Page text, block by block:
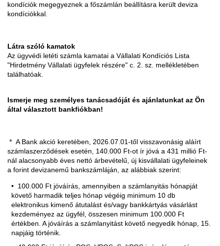
kondíciók megegyeznek a főszámlán beállításra került deviza
kondíciókkal.
Látra szóló kamatok
Az ügyvédi letéti számla kamatai a Vállalati Kondíciós Lista
"Hirdetmény Vállalati ügyfelek részére" c. 2. sz. mellékletében
találhatóak.
Ismerje meg személyes tanácsadóját és ajánlatunkat az Ön
által választott bankfiókban!
* A Bank akció keretében, 2026.07.01-től visszavonásig aláírt
számlaszerződések esetén, 140.000 Ft-ot ír jóvá a 431 millió Ft-
nál alacsonyabb éves nettó árbevételű, új kisvállalati ügyfeleinek
a forint devizanemű bankszámláján, az alábbiak szerint:
100.000 Ft jóváírás, amennyiben a számlanyitás hónapját
követő harmadik teljes hónap végéig minimum 10 db
elektronikus kimenő átutalást és/vagy bankkártyás vásárlást
kezdeményez az ügyfél, összesen minimum 100.000 Ft
értékben. A jóváírás a számlanyitást követő negyedik hónap, 15.
napjáig történik.